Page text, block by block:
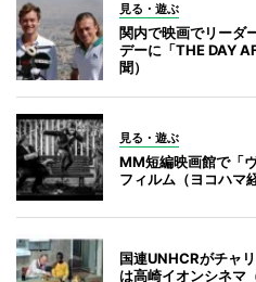
見る・遊ぶ
関内で映画でリーダ
デーに「THE DAY
聞）
見る・遊ぶ
MM短編映画館で「
フィルム（ヨコハマ
国連UNHCRがチャ
は高崎イオンシネマ